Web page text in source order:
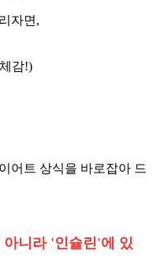
자면,
감!)
어트 상식을 바로잡아 드
니라 '인슐린'에 있